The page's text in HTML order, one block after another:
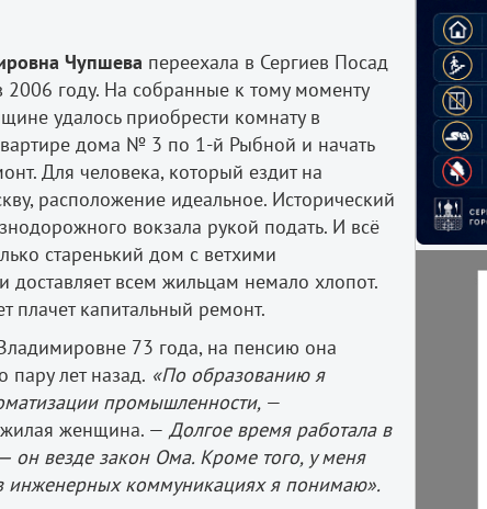
Чупшева переехала в Сергиев Посад
2006 году. На собранные к тому моменту
удалось приобрести комнату в
дома № 3 по 1-й Рыбной и начать
Для человека, который ездит на
расположение идеальное. Исторический
вокзала рукой подать. И всё
старенький дом с ветхими
доставляет всем жильцам немало хлопот.
плачет капитальный ремонт.
73 года, на пенсию она
пару лет назад. «По образованию я
промышленности, —
женщина. — Долгое время работала в
он везде закон Ома. Кроме того, у меня
инженерных коммуникациях я понимаю».